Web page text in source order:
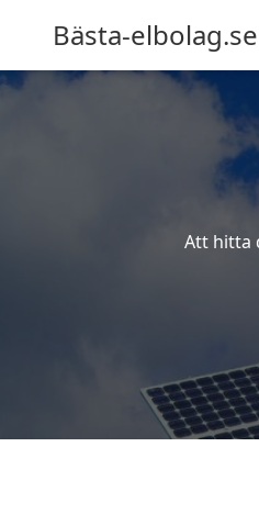
Bästa-elbolag.se
Att hitta